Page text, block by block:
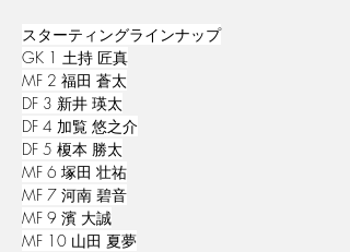
スターティングラインナップ
GK 1 土持 匠真
MF 2 福田 蒼太
DF 3 新井 瑛太
DF 4 加覧 悠之介
DF 5 榎本 勝太
MF 6 塚田 壮祐
MF 7 河南 碧音
MF 9 濱 大誠
MF 10 山田 夏夢